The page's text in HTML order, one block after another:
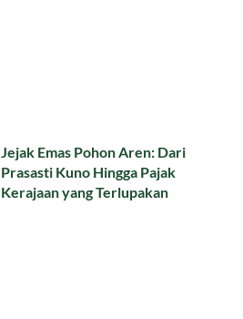
Jejak Emas Pohon Aren: Dari
Prasasti Kuno Hingga Pajak
Kerajaan yang Terlupakan